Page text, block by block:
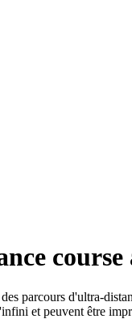
parcours d'ultra-
et peuvent être